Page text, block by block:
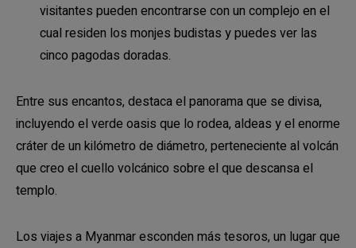
visitantes pueden encontrarse con un complejo en el
cual residen los monjes budistas y puedes ver las
cinco pagodas doradas.
Entre sus encantos, destaca el panorama que se divisa,
incluyendo el verde oasis que lo rodea, aldeas y el enorme
cráter de un kilómetro de diámetro, perteneciente al volcán
que creo el cuello volcánico sobre el que descansa el
templo.
Los viajes a Myanmar esconden más tesoros, un lugar que